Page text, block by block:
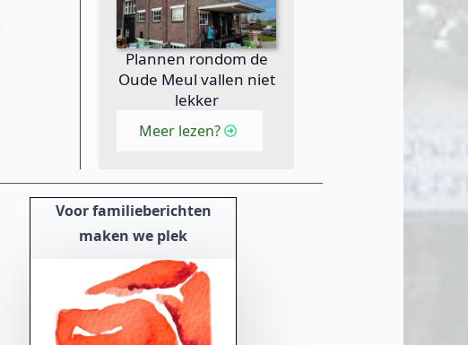
Plannen rondom de
Oude Meul vallen niet
lekker
Meer lezen?
Voor familieberichten
maken we plek